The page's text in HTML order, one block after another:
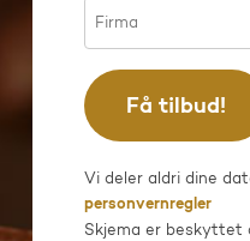
Vi deler aldri dine
personvernregler
Skjema er beskyttet